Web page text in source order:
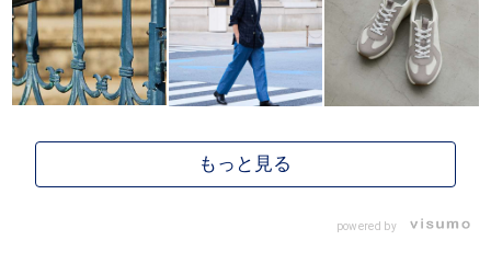
powered by